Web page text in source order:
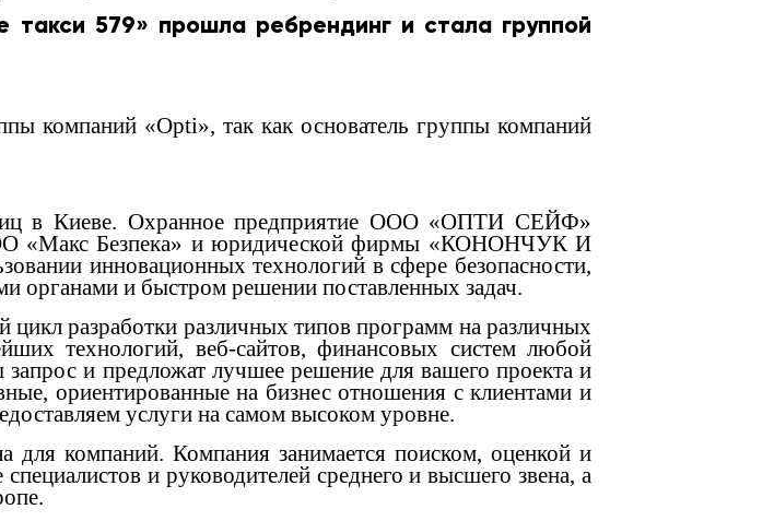
такси 579» прошла ребрендинг и стала группой
компаний «Opti», так как основатель группы компаний
в Киеве. Охранное предприятие ООО «ОПТИ СЕЙФ»
«Макс Безпека» и юридической фирмы «КОНОНЧУК И
инновационных технологий в сфере безопасности,
органами и быстром решении поставленных задач.
цикл разработки различных типов программ на различных
технологий, веб-сайтов, финансовых систем любой
и предложат лучшее решение для вашего проекта и
ориентированные на бизнес отношения с клиентами и
услуги на самом высоком уровне.
для компаний. Компания занимается поиском, оценкой и
и руководителей среднего и высшего звена, а